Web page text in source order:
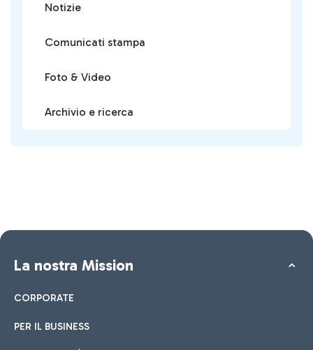
Notizie
Comunicati stampa
Foto & Video
Archivio e ricerca
La nostra Mission
CORPORATE
PER IL BUSINESS